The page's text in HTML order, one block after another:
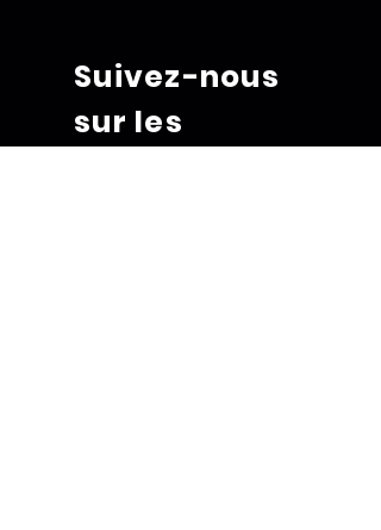
Suivez-nous
sur les